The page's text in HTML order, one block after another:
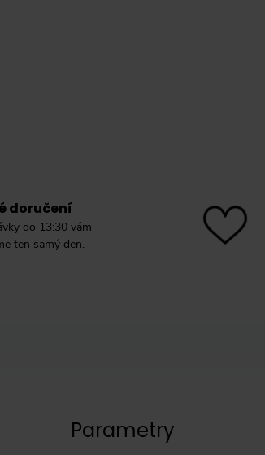
doručení
do 13:30 vám
ten samý den.
Parametry